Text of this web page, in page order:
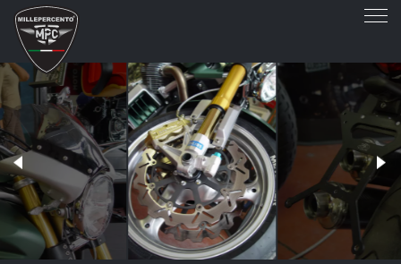
GRISO 1100 TENNI